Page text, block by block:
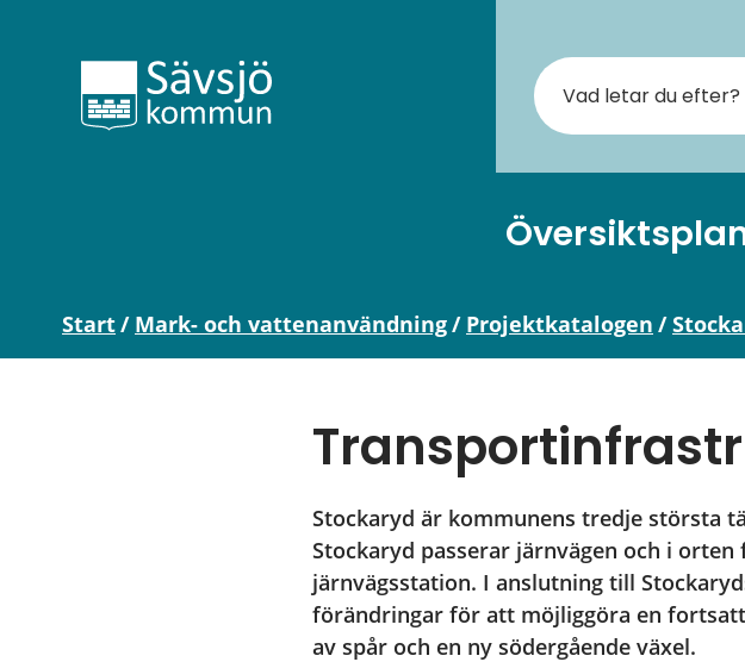
Start/ Mark- och vattenanvändning/ Projektkatalogen /
Stockaryd är kommunens tredje största
Stockaryd passerar järnvägen och i
järnvägsstation. I anslutning till
förändringar för att möjliggöra en
av spår och en ny södergående växel.